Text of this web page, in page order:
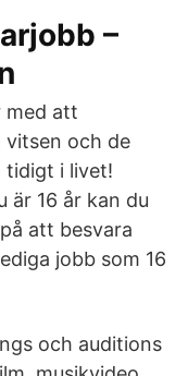
–
med att
vitsen och de
tidigt i livet!
är 16 år kan du
att besvara
jobb som 16
och auditions